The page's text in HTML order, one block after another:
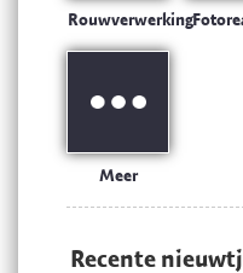
Rouwverwerking
Meer
Recente